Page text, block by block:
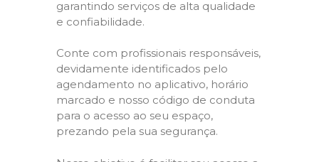
garantindo serviços de alta qualidade
e confiabilidade.
Conte com profissionais responsáveis,
devidamente identificados pelo
agendamento no aplicativo, horário
marcado e nosso código de conduta
para o acesso ao seu espaço,
prezando pela sua segurança.